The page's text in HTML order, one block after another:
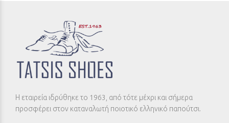
Η εταιρεία ιδρύθηκε το 1963, από τότε μέχρι και σήμερα
προσφέρει στον καταναλωτή ποιοτικό ελληνικό παπούτσι.